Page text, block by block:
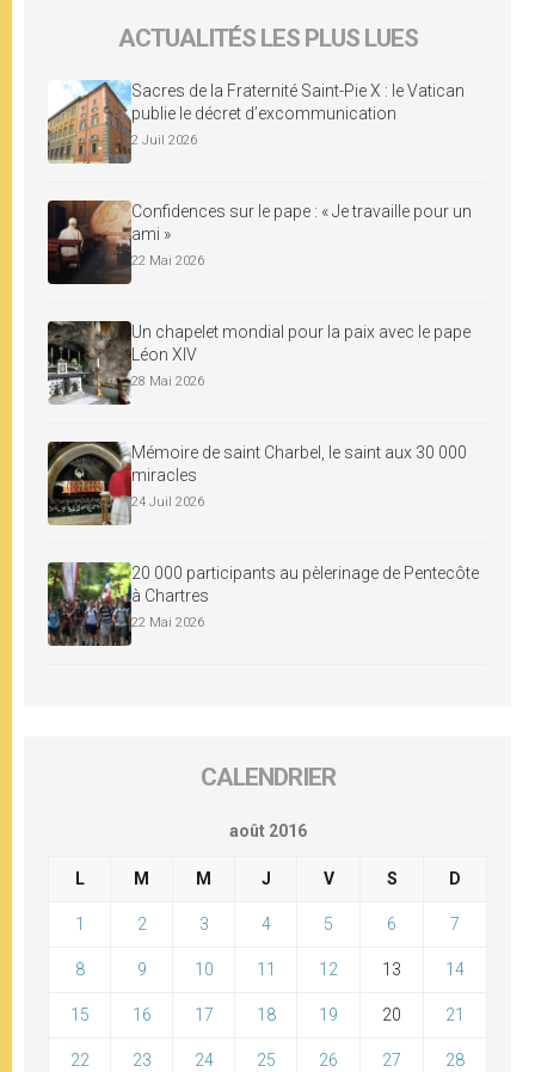
ACTUALITÉS LES PLUS LUES
Sacres de la Fraternité Saint-Pie X : le Vatican
publie le décret d’excommunication
2 Juil 2026
Confidences sur le pape : « Je travaille pour un
ami »
22 Mai 2026
Un chapelet mondial pour la paix avec le pape
Léon XIV
28 Mai 2026
Mémoire de saint Charbel, le saint aux 30 000
miracles
24 Juil 2026
20 000 participants au pèlerinage de Pentecôte
à Chartres
22 Mai 2026
CALENDRIER
août 2016
L M M J V S D
1 2 3 4 5 6 7
8 9 10 11 12 13 14
15 16 17 18 19 20 21
22 23 24 25 26 27 28